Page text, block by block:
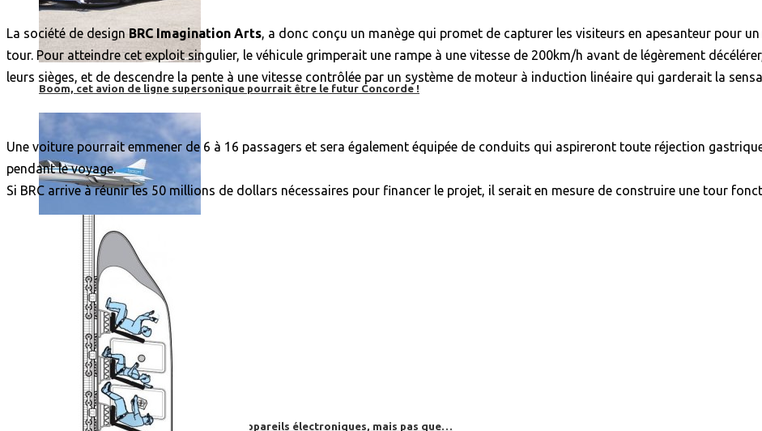
Boom, cet avion de ligne supersonique pourrait être le futur Concorde !
High-Tech
High-Tech
Les circuits imprimés, le coeur de nos appareils électroniques, mais pas que…
La société de designBRC Imagination Arts, a donc conçu un manège qui promet de capturer les visiteurs en apesanteur pour
tour. Pour atteindre cet exploit singulier, le véhicule grimperait une rampe à une vitesse de 200km/h avant de légèrement
leurs sièges, et de descendre la pente à une vitesse contrôlée par un système de moteur à induction linéaire qui garderait la
Une voiture pourrait emmener de 6 à 16 passagers et sera également équipée de conduits qui aspireront toute réjection
pendant le voyage.
Si BRC arrive à réunir les 50 millions de dollars nécessaires pour financer le projet, il serait en mesure de construire une tour